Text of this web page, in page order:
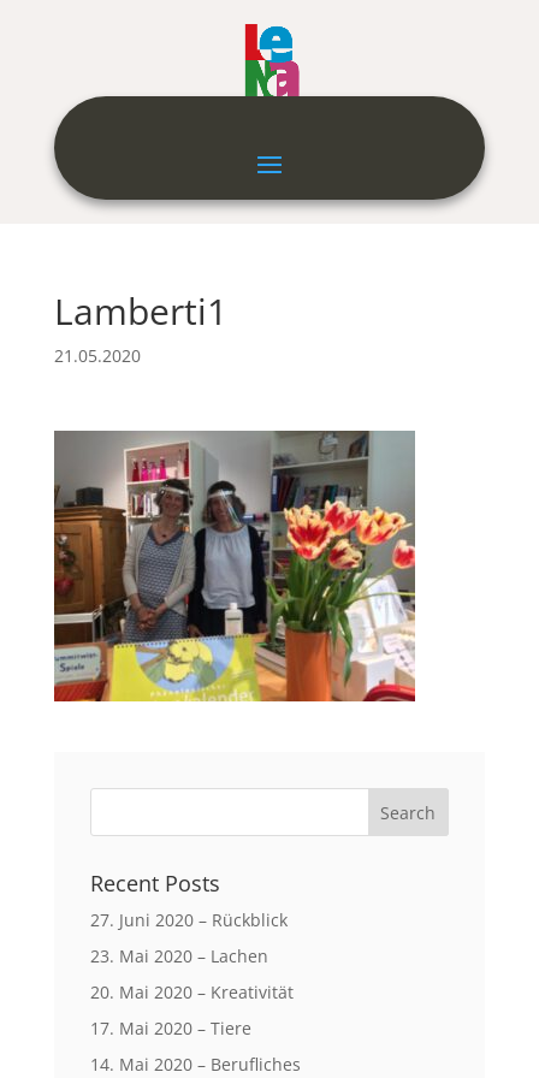
Lamberti1
21.05.2020
Recent Posts
27. Juni 2020 – Rückblick
23. Mai 2020 – Lachen
20. Mai 2020 – Kreativität
17. Mai 2020 – Tiere
14. Mai 2020 – Berufliches